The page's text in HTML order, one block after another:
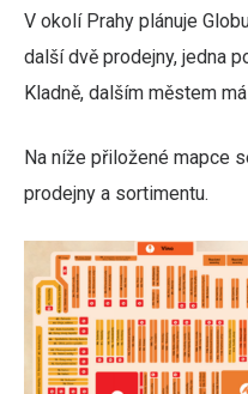
V okolí Prahy plánuje
další dvě prodejny, jedna
Kladně, dalším městem
Na níže přiložené mapce
prodejny a sortimentu.